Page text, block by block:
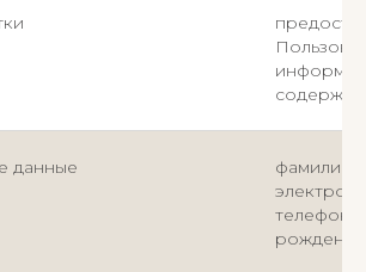
данные
фамилия,